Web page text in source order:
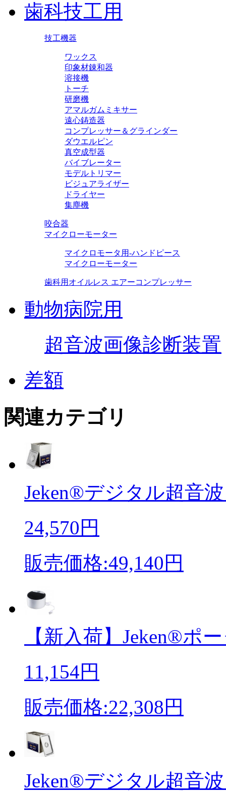
歯科技工用
技工機器
ワックス
印象材錬和器
溶接機
トーチ
研磨機
アマルガムミキサー
遠心鋳造器
コンプレッサー＆グラインダー
ダウエルピン
真空成型器
バイブレーター
モデルトリマー
ビジュアライザー
ドライヤー
集塵機
咬合器
マイクローモーター
マイクロモータ用-ハンドピース
マイクローモーター
歯科用オイルレス エアーコンプレッサー
動物病院用
超音波画像診断装置
差額
関連カテゴリ
Jeken®デジタル超音
24,570円
販売価格:49,140円
【新入荷】Jeken®ポ
11,154円
販売価格:22,308円
Jeken®デジタル超音